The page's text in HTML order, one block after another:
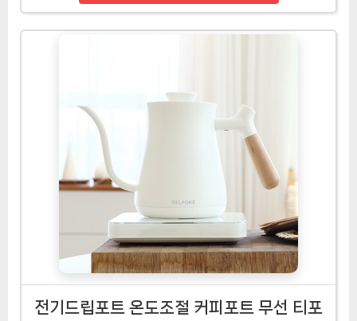
전기드립포트 온도조절 커피포트 무선 티포